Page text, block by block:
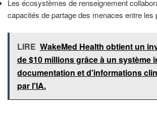
Les écosystèmes de renseignement
capacités de partage des menaces entre les
LIRE WakeMed Health obtient un
de $10 millions grâce à un système
documentation et d'informations
par l'IA.